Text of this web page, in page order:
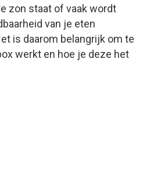
zon staat of vaak wordt
van je eten
is daarom belangrijk om te
werkt en hoe je deze het